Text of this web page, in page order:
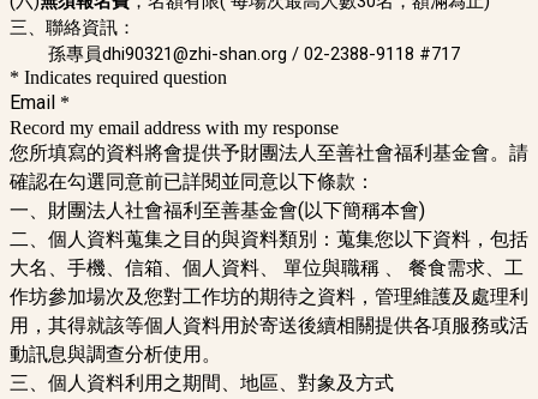
三、 聯絡資訊：
孫專員dhi90321@zhi-shan.org / 02-2388-9118 #717
* Indicates required question
Email *
Record my email address with my response
您所填寫的資料將會提供予財團法人至善社會福利基金會。請
確認在勾選同意前已詳閱並同意以下條款：
一、財團法人社會福利至善基金會(以下簡稱本會)
二、個人資料蒐集之目的與資料類別：蒐集您以下資料，包括
大名、手機、信箱、個人資料、 單位與職稱 、 餐食需求、工
作坊參加場次及您對工作坊的期待之資料，管理維護及處理利
用，其得就該等個人資料用於寄送後續相關提供各項服務或活
動訊息與調查分析使用。
三、個人資料利用之期間、地區、對象及方式